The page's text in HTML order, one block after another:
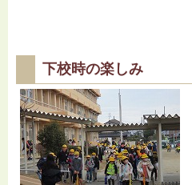
下校時の楽しみ